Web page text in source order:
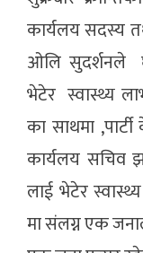
कार्यलय सदस्य
ओलि सुदर्शनले
भेटेर स्वास्थ्य
का साथमा
कार्यलय सचिव
लाई भेटेर
मा संलग्न एक